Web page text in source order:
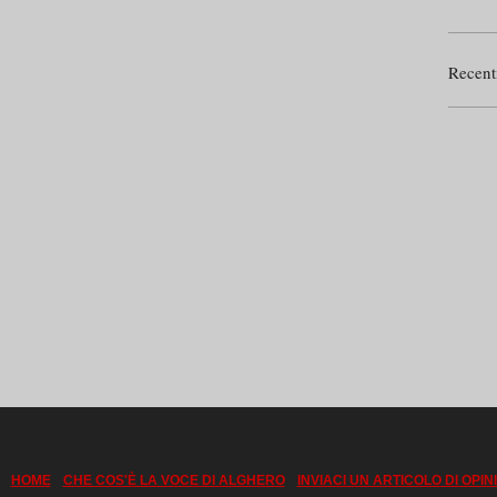
HOME| CHE COS'È LA VOCE DI ALGHERO| INVIACI UN ARTICOLO DI